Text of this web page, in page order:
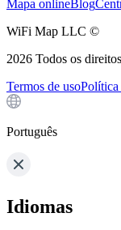
Mapa onlineBlog
WiFi Map LLC ©
2026 Todos os
Termos de usoPolítica
Português
Idiomas